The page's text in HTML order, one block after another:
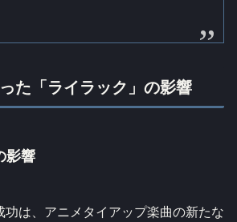
た「ライラック」の影響
影響
功は、アニメタイアップ楽曲の新たな